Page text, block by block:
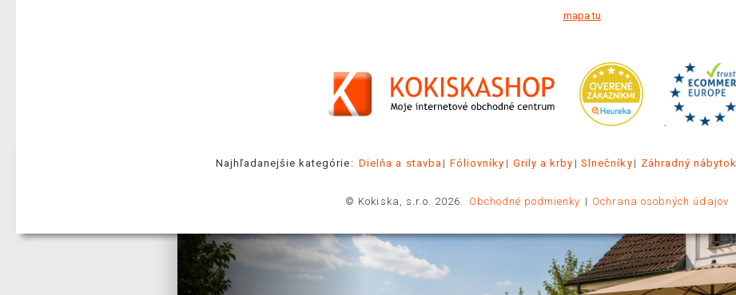
mapa tu
.
Najhľadanejšie kategórie: Dielňa a stavba Fóliovníky Grily a krby Slnečníky Záhradný nábytok
© Kokiska, s.r.o. 2026. Obchodné podmienky Ochrana osobných údajov